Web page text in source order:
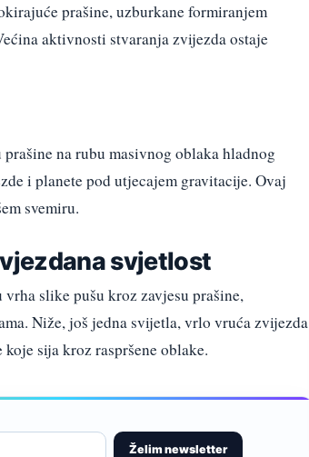
prašine, uzburkane formiranjem
aktivnosti stvaranja zvijezda ostaje
na rubu masivnog oblaka hladnog
i planete pod utjecajem gravitacije. Ovaj
svemiru.
svjetlost
slike pušu kroz zavjesu prašine,
Niže, još jedna svijetla, vrlo vruća zvijezda
sija kroz raspršene oblake.
Želim newsletter